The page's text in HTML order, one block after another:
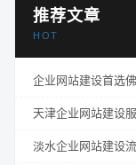
推荐文章
HOT
企业网站建设首选
天津企业网站建设
淡水企业网站建设